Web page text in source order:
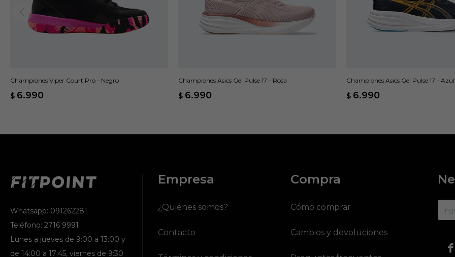
Championes Viper Court Pro - Negro
$ 6.990
Championes Asics Gel Pulse 17 - Rosa
$ 6.990
Championes Asics Gel Pulse 17 - Azul
$ 6.990
Whatsapp: 091262281
Teléfono: 2716 9991
Lunes a jueves de 9:00 a 13:00 y
de 14:00 a 17:45, viernes de 9:30
Empresa
¿Quiénes somos?
Contacto
Compra
Cómo comprar
Cambios y devoluciones
